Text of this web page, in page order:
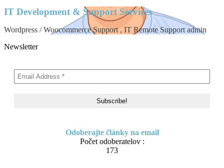
IT Development & Support Services
Wordpress / Woocommerce Support , IT Remote Support admin
Newsletter
Odoberajte články na email
Počet odoberatelov :
173